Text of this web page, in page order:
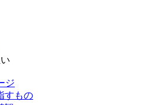
ジ
すもの